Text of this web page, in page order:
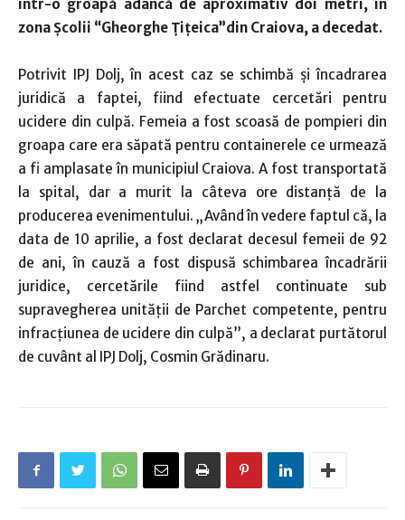
într-o groapă adâncă de aproximativ doi metri, în
zona Şcolii “Gheorghe Ţiţeica”din Craiova, a decedat.
Potrivit IPJ Dolj, în acest caz se schimbă și încadrarea
juridică a faptei, fiind efectuate cercetări pentru
ucidere din culpă. Femeia a fost scoasă de pompieri din
groapa care era săpată pentru containerele ce urmează
a fi amplasate în municipiul Craiova. A fost transportată
la spital, dar a murit la câteva ore distanță de la
producerea evenimentului. „Având în vedere faptul că, la
data de 10 aprilie, a fost declarat decesul femeii de 92
de ani, în cauză a fost dispusă schimbarea încadrării
juridice, cercetările fiind astfel continuate sub
supravegherea unității de Parchet competente, pentru
infracțiunea de ucidere din culpă”, a declarat purtătorul
de cuvânt al IPJ Dolj, Cosmin Grădinaru.